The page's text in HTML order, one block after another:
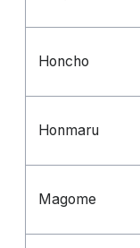
Honcho
Honmaru
Magome